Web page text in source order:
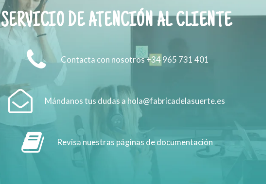
SERVICIO DE ATENCIÓN AL CLIENTE
Contacta con nosotros +34 965 731 401
Mándanos tus dudas a hola@fabricadelasuerte.es
Revisa nuestras páginas de documentación